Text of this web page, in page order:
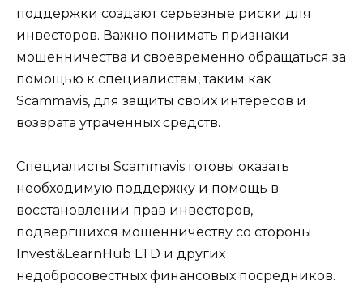
поддержки создают серьезные риски для
инвесторов. Важно понимать признаки
мошенничества и своевременно обращаться за
помощью к специалистам, таким как
Scammavis, для защиты своих интересов и
возврата утраченных средств.
Специалисты Scammavis готовы оказать
необходимую поддержку и помощь в
восстановлении прав инвесторов,
подвергшихся мошенничеству со стороны
Invest&LearnHub LTD и других
недобросовестных финансовых посредников.